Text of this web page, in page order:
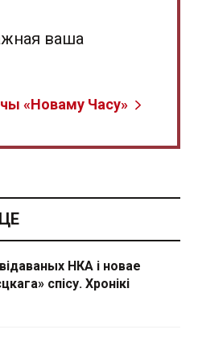
ваша
«Новаму Часу»
НКА і новае
спісу. Хронікі